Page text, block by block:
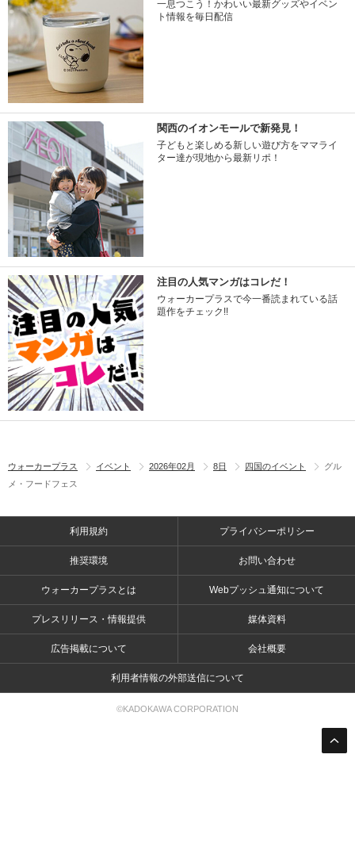
一息つこう！かわいい最新グッズやイベン
ト情報を毎日配信
関西のイオンモールで新発見！
子どもと楽しめる新しい遊び方をママライ
ター達が現地から最新リポ！
注目の人気マンガはコレだ！
ウォーカープラスで今一番読まれている話
題作をチェック!!
ウォーカープラス イベント 2026年02月 8日 四国のイベント
グル
メ・フードフェス
利用規約 プライバシーポリシー
推奨環境 お問い合わせ
ウォーカープラスとは Webプッシュ通知について
プレスリリース・情報提供 媒体資料
広告掲載について 会社概要
利用者情報の外部送信について
©KADOKAWA CORPORATION